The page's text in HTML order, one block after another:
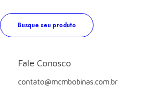
Busque seu produto
Fale Conosco
contato@mcmbobinas.com.br